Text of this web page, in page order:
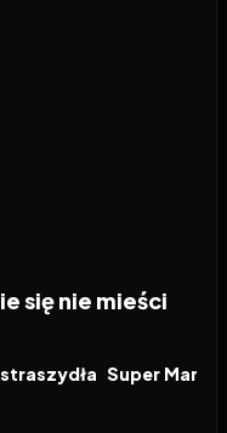
się nie mieści
FILM